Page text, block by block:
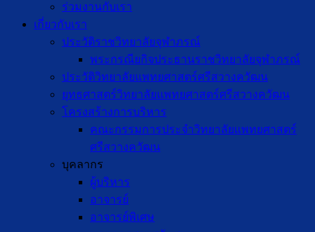
ร่วมงานกับเรา
เกี่ยวกับเรา
ประวัติราชวิทยาลัยจุฬาภรณ์
พระกรณียกิจประธานราชวิทยาลัยจุฬาภรณ์
ประวัติวิทยาลัยแพทยศาสตร์ศรีสวางควัฒน
ยุทธศาสตร์วิทยาลัยแพทยศาสตร์ศรีสวางควัฒน
โครงสร้างการบริหาร
คณะกรรมการประจำวิทยาลัยแพทยศาสตร์
ศรีสวางควัฒน
บุคลากร
ผู้บริหาร
อาจารย์
อาจารย์พิเศษ